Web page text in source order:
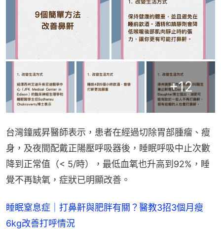
+12
台灣鐘威昇醫師表示，患者在經過切除胃部腫瘤、瘦
身，及夜間配戴正陽壓呼吸器後，睡眠呼吸中止次數
降到正常值（< 5/時），最低血氧也升高到92%，睡
覺不再缺氧，症狀已明顯改善。
睡眠窒息症｜打鼻鼾與肥胖有關？醫教3招3個月瘦
6kg改善打呼情況